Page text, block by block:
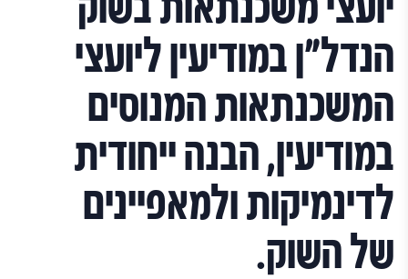
הנדל"ן במודיעין ליועצי
המשכנתאות המנוסים
במודיעין, הבנה ייחודית
לדינמיקות ולמאפיינים
של השוק.